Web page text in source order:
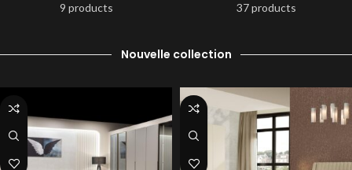
9 products 37 products
Nouvelle collection